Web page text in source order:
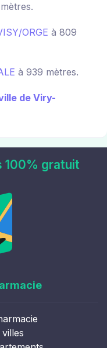
ORGE à 809
à 939 mètres.
de Viry-
100% gratuit